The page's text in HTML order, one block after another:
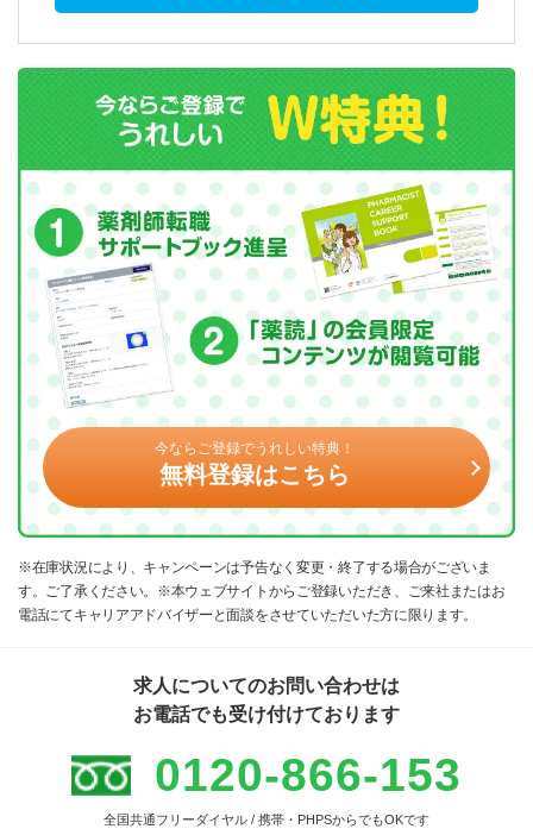
今ならご登録でうれしい特典！
無料登録はこちら
※在庫状況により、キャンペーンは予告なく変更・終了する場合がございま
す。ご了承ください。※本ウェブサイトからご登録いただき、ご来社またはお
電話にてキャリアアドバイザーと面談をさせていただいた方に限ります。
求人についてのお問い合わせは
お電話でも受け付けております
0120-866-153
全国共通フリーダイヤル / 携帯・PHPSからでもOKです